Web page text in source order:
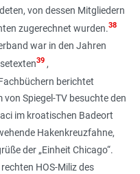
von dessen Mitgliedern
zugerechnet wurden.38
war in den Jahren
39,
berichtet
Spiegel-TV besuchte den
im kroatischen Badeort
Hakenkreuzfahne,
der „Einheit Chicago“.
HOS-Miliz des